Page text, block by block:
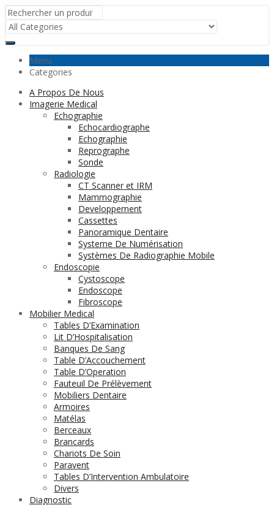
Menu
Categories
A Propos De Nous
Imagerie Medical
Echographie
Echocardiographe
Echographie
Reprographe
Sonde
Radiologie
CT Scanner et IRM
Mammographie
Developpement
Cassettes
Panoramique Dentaire
Systeme De Numérisation
Systèmes De Radiographie Mobile
Endoscopie
Cystoscope
Endoscope
Fibroscope
Mobilier Medical
Tables D’Examination
Lit D’Hospitalisation
Banques De Sang
Table D’Accouchement
Table D’Operation
Fauteuil De Prélèvement
Mobiliers Dentaire
Armoires
Matélas
Berceaux
Brancards
Chariots De Soin
Paravent
Tables D’Intervention Ambulatoire
Divers
Diagnostic